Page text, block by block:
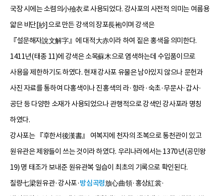
국장 시에는 소렴의小殮衣로 사용되었다. 강사포의 사전적 의미는 여름용
얇은 비단[紗]으로 만든 강색의 장포長袍이며 강색은
『설문해자說文解字』에 대적大赤이라 하여 짙은 홍색을 의미한다.
1411년(태종 11)에 강색은 소목蘇木으로 염색하는데 수입품이므로
사용을 제한하기도 하였다. 현재 강사포 유물은 남아있지 않으나 문헌과
사진 자료를 통하여 다홍색이나 진홍색의 라·항라·숙초·무문사·갑사·
공단 등 다양한 소재가 사용되었으나 관행적으로 강색인 강사포라 명칭
하였다.
강사포는 『후한서後漢書』 여복지에 천자의 조복으로 통천관이 있고
원유관은 제왕들이 쓰는 것이라 하였다. 우리나라에서는 1370년(공민왕
19) 명 태조가 보내준 원유관복 일습이 최초의 기록으로 확인된다.
칠량七梁원유관·강사포·방심곡령放心曲領·홍상紅裳·